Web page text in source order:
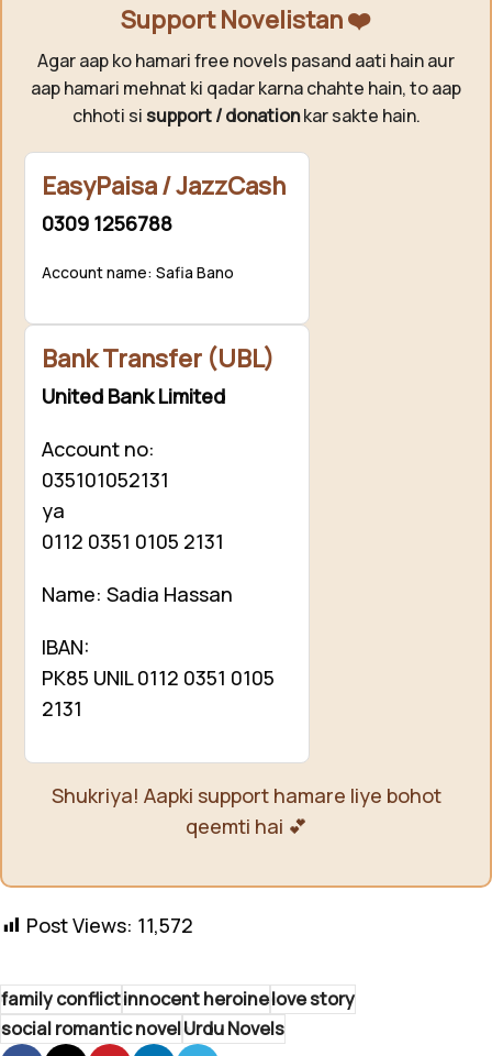
Support Novelistan ❤️
Agar aap ko hamari free novels pasand aati hain aur
aap hamari mehnat ki qadar karna chahte hain, to aap
chhoti si support / donationkar sakte hain.
EasyPaisa / JazzCash
0309 1256788
Account name: Safia Bano
Bank Transfer (UBL)
United Bank Limited
Account no:
035101052131
ya
0112 0351 0105 2131
Name: Sadia Hassan
IBAN:
PK85 UNIL 0112 0351 0105
2131
Shukriya! Aapki support hamare liye bohot
qeemti hai 💕
Post Views: 11,572
family conflictinnocent heroinelove story
social romantic novelUrdu Novels